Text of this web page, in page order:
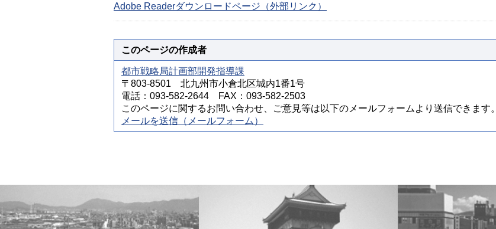
Adobe Readerダウンロードページ（外部リンク）
このページの作成者
都市戦略局計画部開発指導課
〒803-8501 北九州市小倉北区城内1番1号
電話：093-582-2644 FAX：093-582-2503
このページに関するお問い合わせ、ご意見等は以下のメールフォームより送信できます。
メールを送信（メールフォーム）